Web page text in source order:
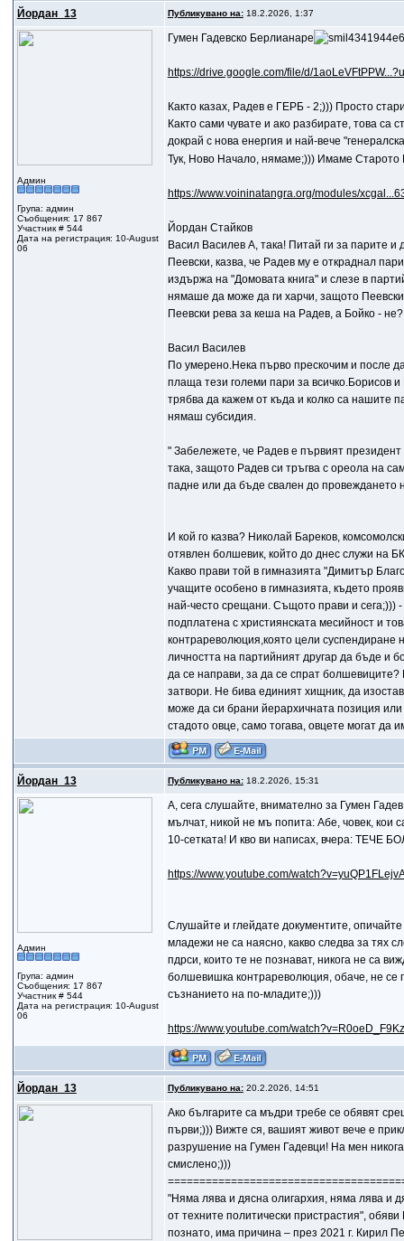
Йордан_13 Публикувано на:18.2.2026, 1:37
Админ
Група: админ
Съобщения: 17 867
Участник # 544
Дата на регистрация: 10-August
06
Гумен Гадевско Берлианаре
https://drive.google.com/file/d/
Както казах, Радев е ГЕРБ - 2;))) Просто
Както сами чувате и ако разбирате, това
докрай с нова енергия и най-вече
Тук, Ново Начало, нямаме;))) Имаме Старото
https://www.voininatangra.org/modules/
Йордан Стайков
Васил Василев A, така! Питай ги за парите
Пеевски, казва, че Радев му е откраднал
издържа на "Домовата книга" и слезе в
нямаше да може да ги харчи, защото
Пеевски рева за кеша на Радев, а Бойко -
Васил Василев
По умерено.Нека първо прескочим и после
плаща тези големи пари за всичко.Борисов
трябва да кажем от къда и колко са нашите
нямаш субсидия.
" Забележете, че Радев е първият президент
така, защото Радев си тръгва с ореола на
падне или да бъде свален до провеждането
И кой го казва? Николай Бареков,
отявлен болшевик, който до днес служи на
Какво прави той в гимназията "Димитър
учащите особено в гимназията, където
най-често срещани. Същото прави и сега;)))
подплатена с християнската месийност и
контрареволюция,която цели суспендиране
личността на партийният другар да бъде и
да се направи, за да се спрат
затвори. Не бива единият хищник, да
може да си брани йерархичната позиция
стадото овце, само тогава, овцете могат да
Йордан_13 Публикувано на:18.2.2026, 15:31
Админ
Група: админ
Съобщения: 17 867
Участник # 544
Дата на регистрация: 10-August
06
A, сега слушайте, внимателно за Гумен
мълчат, никой не мъ попита: Абе, човек, кои
10-сетката! И кво ви написах, вчера:
https://www.youtube.com/
Слушайте и глейдате документите,
младежи не са наясно, какво следва за тях
пдрси, които те не познават, никога не са
болшевишка контрареволюция, обаче, не се
съзнанието на по-младите;)))
https://www.youtube.com/
Йордан_13 Публикувано на:20.2.2026, 14:51
Ако българите са мъдри требе се обявят
първи;))) Вижте ся, вашият живот вече е
разрушение на Гумен Гадевци! На мен
смислено;)))
"Няма лява и дясна олигархия, няма лява и
от техните политически пристрастия",
познато, има причина – през 2021 г. Кирил